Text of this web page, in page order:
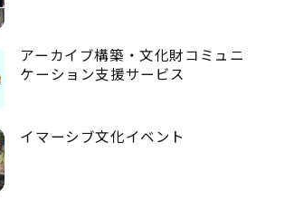
アーカイブ構築・文化財コミュニ
ケーション支援サービス
イマーシブ文化イベント